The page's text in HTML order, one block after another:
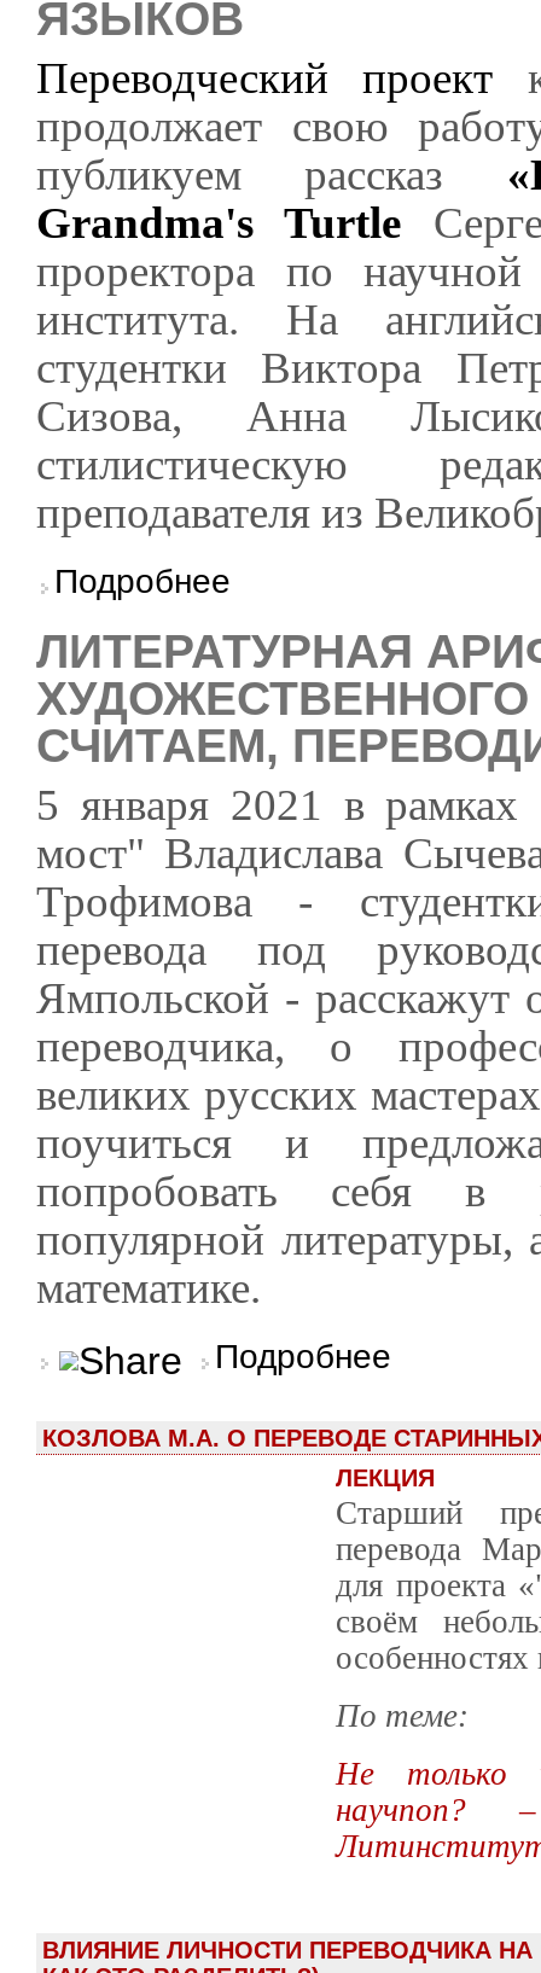
ЯЗЫКОВ
Переводческий проект
продолжает свою
публикуем рассказ
Grandma's Turtle
проректора по
института. На
студентки Виктора
Сизова, Анна
стилистическую
преподавателя из
Подробнее
ЛИТЕРАТУРНАЯ
СЧИТАЕМ,
5 января 2021 в рамках
мост" Владислава
Трофимова -
перевода под
Ямпольской - расскажут
переводчика, о
великих русских
поучиться и
попробовать себя в
популярной литературы,
математике.
Подробнее
КОЗЛОВА М.А. О ПЕРЕВОДЕ
ЛЕКЦИЯ
Старший
перевода
для проекта
своём
особенностях
По теме:
Не только
научпоп?
ВЛИЯНИЕ ЛИЧНОСТИ ПЕРЕВОДЧИКА